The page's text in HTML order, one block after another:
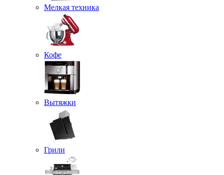
Мелкая техника
Кофе
Вытяжки
Грили